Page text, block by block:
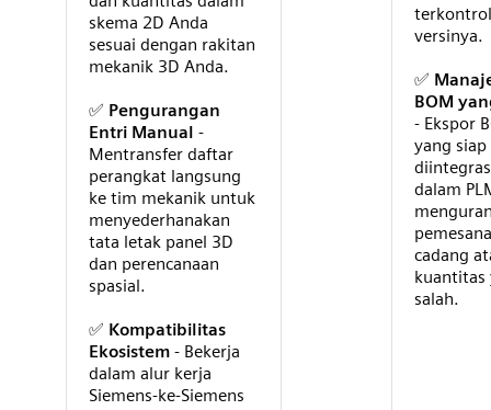
skema 2D Anda
sesuai dengan rakitan
mekanik 3D Anda.
✅ Pengurangan
Entri Manual -
Mentransfer daftar
perangkat langsung
ke tim mekanik untuk
menyederhanakan
tata letak panel 3D
dan perencanaan
spasial.
✅ Kompatibilitas
Ekosistem - Bekerja
dalam alur kerja
Siemens-ke-Siemens
terkontrol
versinya.
✅
BOM
- Ekspor
yang
dalam
cadang
kuantitas
salah.